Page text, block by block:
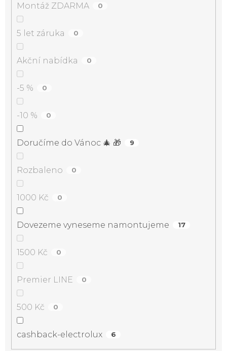
Montáž ZDARMA 0
5 let záruka 0
Akční nabídka 0
-5 % 0
-10 % 0
Doručíme do Vánoc 🎄 🎁 9
Rozbaleno 0
1000 Kč 0
Dovezeme vyneseme namontujeme 17
1500 Kč 0
Premier LINE 0
500 Kč 0
cashback-electrolux 6